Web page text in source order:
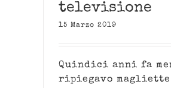
televisione
15 Marzo 2019
Quindici anni fa
ripiegavo magliette